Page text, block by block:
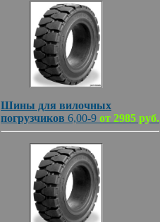
Шины для вилочных
погрузчиков 6,00-9 от 2985 руб.